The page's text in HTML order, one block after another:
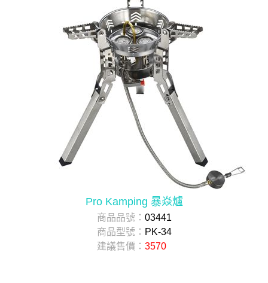
Pro Kamping 暴焱爐
商品品號： 03441
商品型號： PK-34
建議售價： 3570